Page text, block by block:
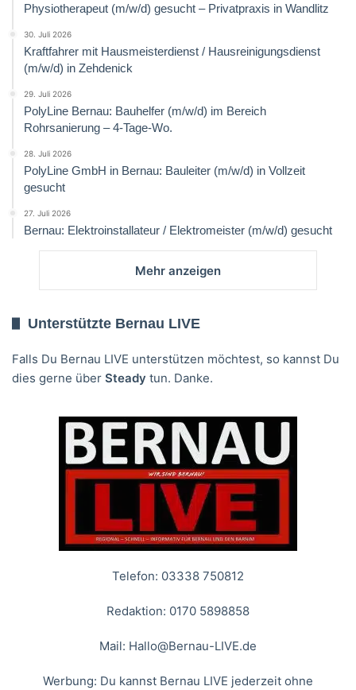
Physiotherapeut (m/w/d) gesucht – Privatpraxis in Wandlitz
30. Juli 2026
Kraftfahrer mit Hausmeisterdienst / Hausreinigungsdienst
(m/w/d) in Zehdenick
29. Juli 2026
PolyLine Bernau: Bauhelfer (m/w/d) im Bereich
Rohrsanierung – 4-Tage-Wo.
28. Juli 2026
PolyLine GmbH in Bernau: Bauleiter (m/w/d) in Vollzeit
gesucht
27. Juli 2026
Bernau: Elektroinstallateur / Elektromeister (m/w/d) gesucht
Mehr anzeigen
Unterstützte Bernau LIVE
Falls Du Bernau LIVE unterstützen möchtest, so kannst Du
dies gerne über Steady tun. Danke.
Telefon: 03338 750812
Redaktion: 0170 5898858
Mail: Hallo@Bernau-LIVE.de
Werbung: Du kannst Bernau LIVE jederzeit ohne